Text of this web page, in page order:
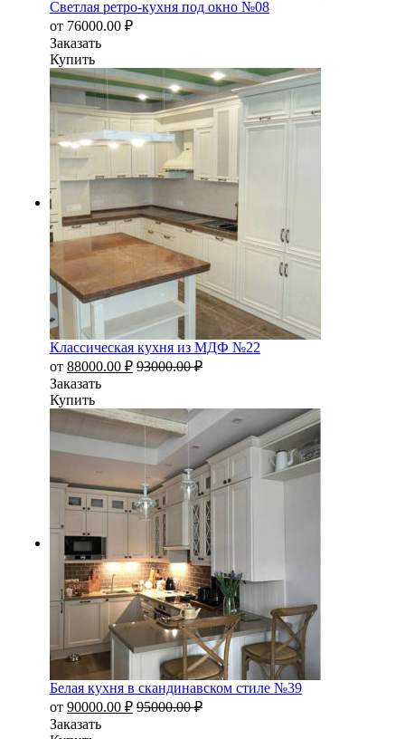
Светлая ретро-кухня под окно №08
от 76000.00 ₽
Заказать
Купить
Классическая кухня из МДФ №22
от 88000.00 ₽ 93000.00₽
Заказать
Купить
Белая кухня в скандинавском стиле №39
от 90000.00 ₽ 95000.00₽
Заказать